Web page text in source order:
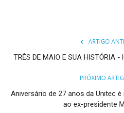
ARTIGO
TRÊS DE MAIO E SUA HISTÓRIA -
PRÓXIMO
Aniversário de 27 anos da Unitec
ao ex-presidente